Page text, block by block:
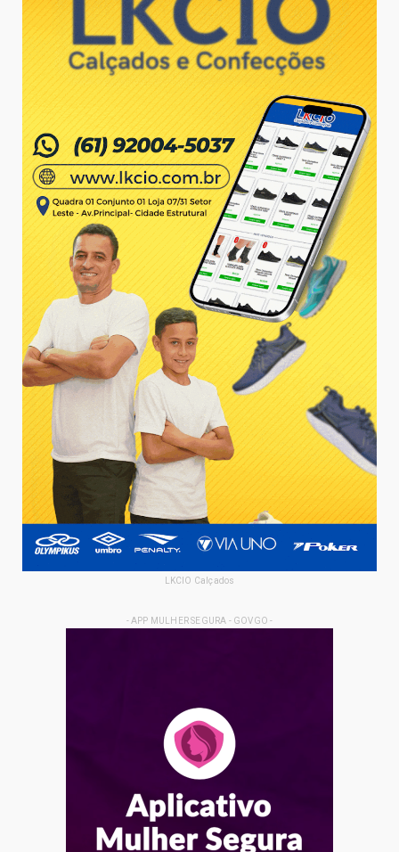
LKCIO Calçados
- APP MULHER SEGURA - GOVGO -